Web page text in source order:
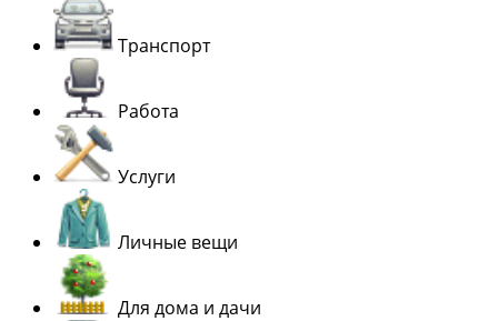
Транспорт
Работа
Услуги
Личные вещи
Для дома и дачи